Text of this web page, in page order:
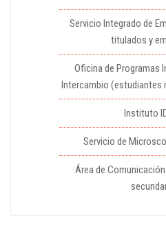
Servicio Integrado de
titulados y
Oficina de Programas
Intercambio (estudiantes
Instituto
Servicio de
Área de